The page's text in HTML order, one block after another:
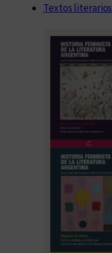
Textos literarios